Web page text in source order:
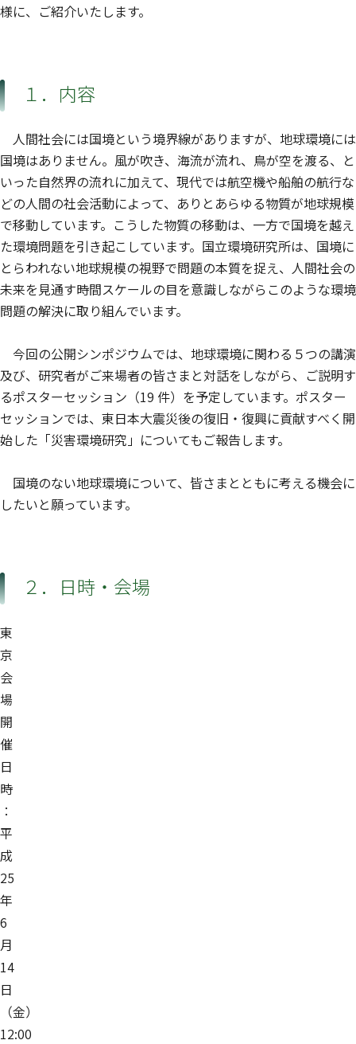
様に、ご紹介いたします。
１．内容
人間社会には国境という境界線がありますが、地球環境には
国境はありません。風が吹き、海流が流れ、鳥が空を渡る、と
いった自然界の流れに加えて、現代では航空機や船舶の航行な
どの人間の社会活動によって、ありとあらゆる物質が地球規模
で移動しています。こうした物質の移動は、一方で国境を越え
た環境問題を引き起こしています。国立環境研究所は、国境に
とらわれない地球規模の視野で問題の本質を捉え、人間社会の
未来を見通す時間スケールの目を意識しながらこのような環境
問題の解決に取り組んでいます。
今回の公開シンポジウムでは、地球環境に関わる５つの講演
及び、研究者がご来場者の皆さまと対話をしながら、ご説明す
るポスターセッション（19 件）を予定しています。ポスター
セッションでは、東日本大震災後の復旧・復興に貢献すべく開
始した「災害環境研究」についてもご報告します。
国境のない地球環境について、皆さまとともに考える機会に
したいと願っています。
２．日時・会場
東
京
会
場
開
催
日
時
：
平
成
25
年
6
月
14
日
（金）
12:00